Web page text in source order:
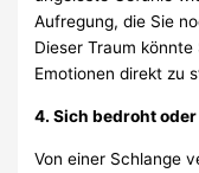
Aufregung, die Sie
Dieser Traum
Emotionen direkt zu
4. Sich bedroht
Von einer Schlange